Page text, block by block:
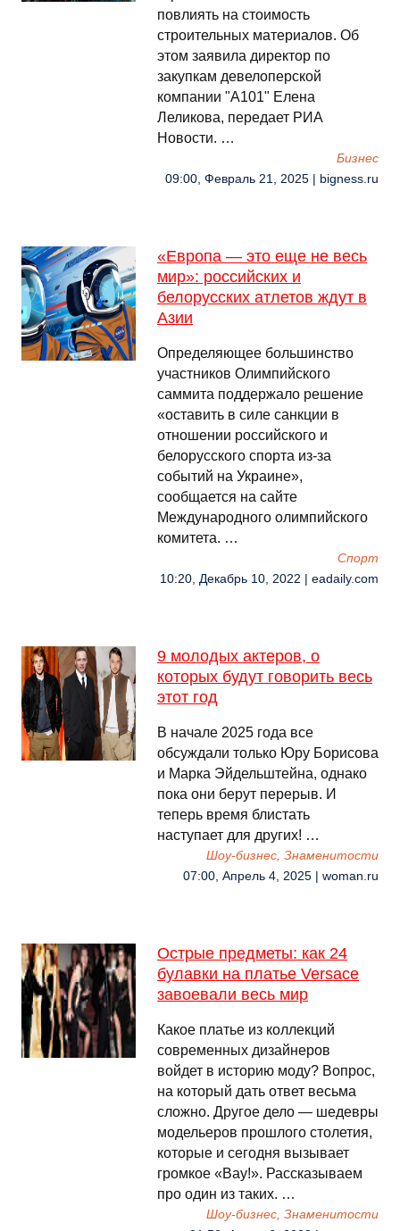
повлиять на стоимость
строительных материалов. Об
этом заявила директор по
закупкам девелоперской
компании "А101" Елена
Леликова, передает РИА
Новости. …
Бизнес
09:00, Февраль 21, 2025 | bigness.ru
«Европа — это еще не весь
мир»: российских и
белорусских атлетов ждут в
Азии
Определяющее большинство
участников Олимпийского
саммита поддержало решение
«оставить в силе санкции в
отношении российского и
белорусского спорта из-за
событий на Украине»,
сообщается на сайте
Международного олимпийского
комитета. …
Спорт
10:20, Декабрь 10, 2022 | eadaily.com
9 молодых актеров, о
которых будут говорить весь
этот год
В начале 2025 года все
обсуждали только Юру Борисова
и Марка Эйдельштейна, однако
пока они берут перерыв. И
теперь время блистать
наступает для других! …
Шоу-бизнес, Знаменитости
07:00, Апрель 4, 2025 | woman.ru
Острые предметы: как 24
булавки на платье Versace
завоевали весь мир
Какое платье из коллекций
современных дизайнеров
войдет в историю моду? Вопрос,
на который дать ответ весьма
сложно. Другое дело — шедевры
модельеров прошлого столетия,
которые и сегодня вызывает
громкое «Вау!». Рассказываем
про один из таких. …
Шоу-бизнес, Знаменитости